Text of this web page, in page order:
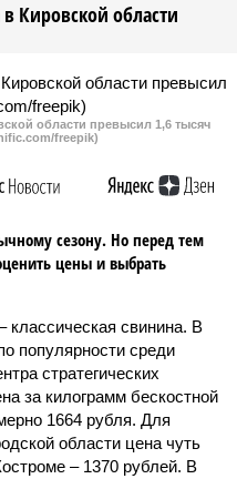
Кировской области
области превысил 1,6 тысяч
freepik)
сезону. Но перед тем
цены и выбрать
классическая свинина. В
популярности среди
стратегических
за килограмм бескостной
1664 рубля. Для
области цена чуть
– 1370 рублей. В